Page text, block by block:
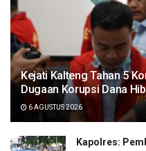
Kejati Kalteng Tahan 5
Dugaan Korupsi Dana
6 AGUSTUS 2026
Kapolres: